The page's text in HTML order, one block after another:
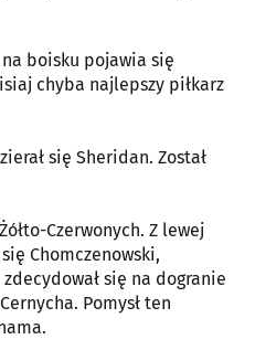
boisku pojawia się
chyba najlepszy piłkarz
się Sheridan. Został
Czerwonych. Z lewej
Chomczenowski,
się na dogranie
Pomysł ten